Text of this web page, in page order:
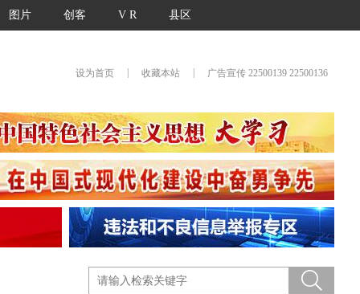
图片 创客 V R 县区
设为首页 收藏本站 广告宣传 22500139 22500136